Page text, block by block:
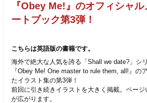
『Obey Me!』のオフィシャ
ートブック第3弾！
こちらは英語版の書籍です。
海外で絶大な人気を誇る「Shall we date?」シ
『Obey Me! One master to rule them, all!』の
たイラスト集の第3弾！
前回に引き続きイラストを大きく掲載。ページ
が広がります。